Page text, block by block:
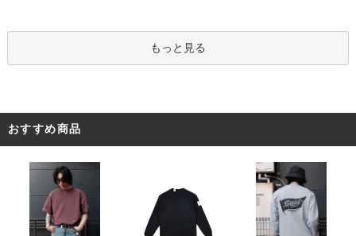
もっと見る
おすすめ商品